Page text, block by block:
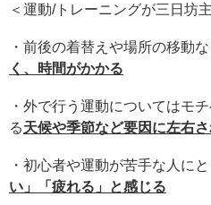
＜運動/トレーニングが三日坊
・前後の着替えや場所の移動な
く、時間がかかる
・外で行う運動についてはモ
る天候や季節など要因に左右
・初心者や運動が苦手な人に
い」「疲れる」と感じる